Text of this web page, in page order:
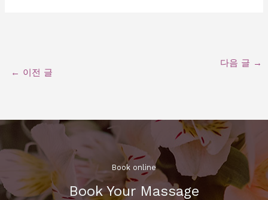
← 이전 글
다음 글 →
Book online​
Book Your Massage​